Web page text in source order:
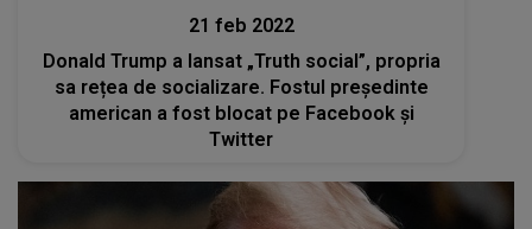
21 feb 2022
Donald Trump a lansat „Truth social”, propria
sa rețea de socializare. Fostul președinte
american a fost blocat pe Facebook și
Twitter